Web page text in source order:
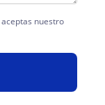
nuestro